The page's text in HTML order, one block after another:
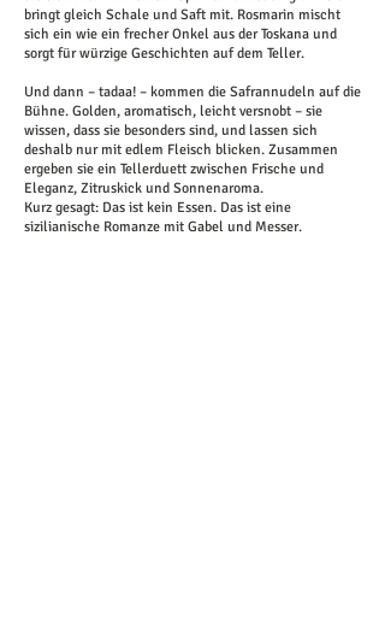
bringt gleich Schale und Saft mit. Rosmarin mischt
sich ein wie ein frecher Onkel aus der Toskana und
sorgt für würzige Geschichten auf dem Teller.
Und dann – tadaa! – kommen die Safrannudeln auf die
Bühne. Golden, aromatisch, leicht versnobt – sie
wissen, dass sie besonders sind, und lassen sich
deshalb nur mit edlem Fleisch blicken. Zusammen
ergeben sie ein Tellerduett zwischen Frische und
Eleganz, Zitruskick und Sonnenaroma.
Kurz gesagt: Das ist kein Essen. Das ist eine
sizilianische Romanze mit Gabel und Messer.